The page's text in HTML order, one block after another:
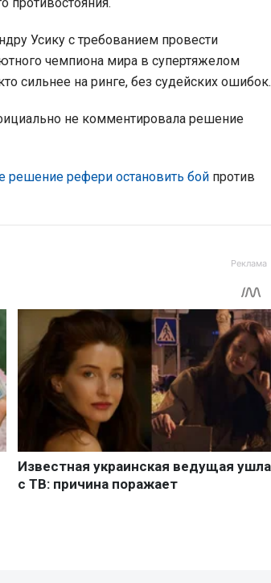
Усику с требованием провести
чемпиона мира в супертяжелом
сильнее на ринге, без судейских ошибок.
не комментировала решение
решение рефери остановить бой против